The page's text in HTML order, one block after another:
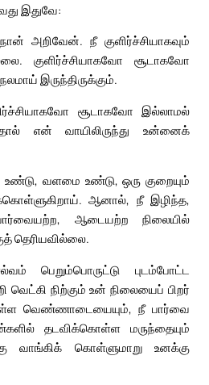
இதுவே:
அறிவேன். நீ குளிர்ச்சியாகவும்
குளிர்ச்சியாகவோ சூடாகவோ
இருந்திருக்கும்.
சூடாகவோ இல்லாமல்
என் வாயிலிருந்து உன்னைக்
வளமை உண்டு, ஒரு குறையும்
ஆனால், நீ இழிந்த,
ஆடையற்ற நிலையில்
தெரியவில்லை.
பெறும்பொருட்டு புடம்போட்ட
நிற்கும் உன் நிலையைப் பிறர்
வெண்ணாடையையும், நீ பார்வை
தடவிக்கொள்ள மருந்தையும்
வாங்கிக் கொள்ளுமாறு உனக்கு